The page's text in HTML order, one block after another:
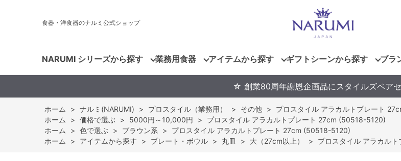
食器・洋食器のナルミ公式ショップ
NARUMI シリーズから探す 業務用食器 アイテムから探す ギフトシーンから探す ブラ
☆ 創業80周年謝恩企画品にスタイルズペア
ホーム > ナルミ(NARUMI) > プロスタイル（業務用） > その他 >
プロスタイル アラカルトプレート
ホーム
> 価格で選ぶ > 5000円～10,000円 >
プロスタイル アラカルトプレート 27cm (50518-5120)
ホーム
> 色で選ぶ > ブラウン系 >
プロスタイル アラカルトプレート 27cm (50518-5120)
ホーム
> アイテムから探す > プレート・ボウル > 丸皿 > 大（27cm以上） > プロスタイル アラカル